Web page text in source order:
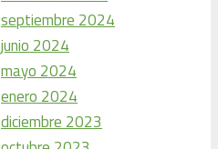
septiembre 2024
junio 2024
mayo 2024
enero 2024
diciembre 2023